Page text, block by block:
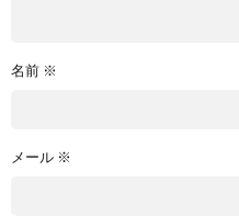
名前 ※
メール ※